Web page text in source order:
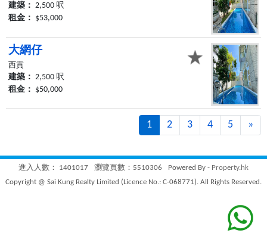
建築： 2,500 呎
租金： $53,000
大網仔
西貢
建築： 2,500 呎
租金： $50,000
1 2 3 4 5 »
進入人數： 1401017 瀏覽頁數：5510306 Powered By - Property.hk
Copyright @ Sai Kung Realty Limited (Licence No.: C-068771). All Rights Reserved.